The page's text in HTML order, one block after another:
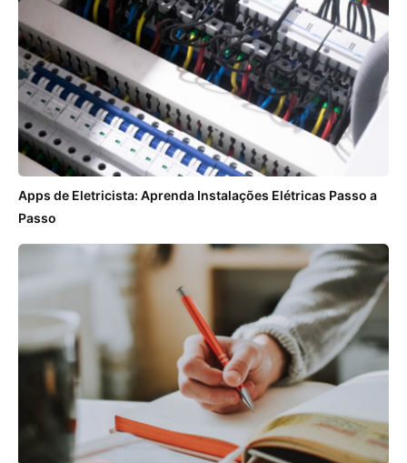
Apps de Eletricista: Aprenda Instalações Elétricas Passo a
Passo